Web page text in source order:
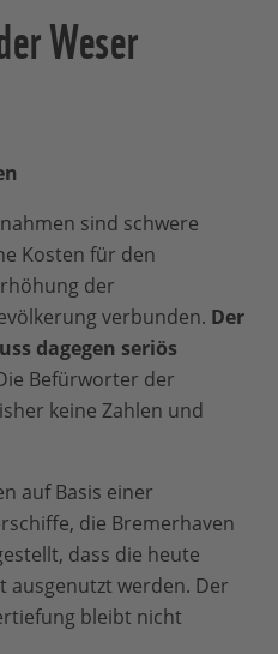
Weser
sind schwere
Kosten für den
der
verbunden. Der
dagegen seriös
Befürworter der
keine Zahlen und
auf Basis einer
die Bremerhaven
dass die heute
ausgenutzt werden. Der
bleibt nicht